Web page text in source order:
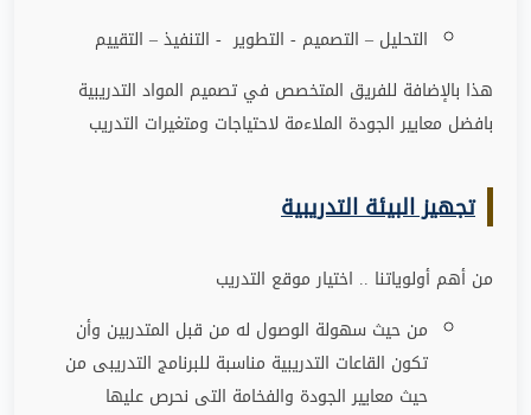
التحليل – التصميم - التطوير - التنفيذ – التقييم
هذا بالإضافة للفريق المتخصص في تصميم المواد التدريبية
بافضل معايير الجودة الملاءمة لاحتياجات ومتغيرات التدريب
تجهيز البيئة التدريبية
من أهم أولوياتنا .. اختيار موقع التدريب
من حيث سهولة الوصول له من قبل المتدربين وأن
تكون القاعات التدريبية مناسبة للبرنامج التدريبى من
حيث معايير الجودة والفخامة التى نحرص عليها